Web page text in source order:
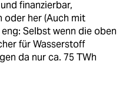
finanzierbar,
oder her (Auch mit
Selbst wenn die oben
für Wasserstoff
da nur ca. 75 TWh